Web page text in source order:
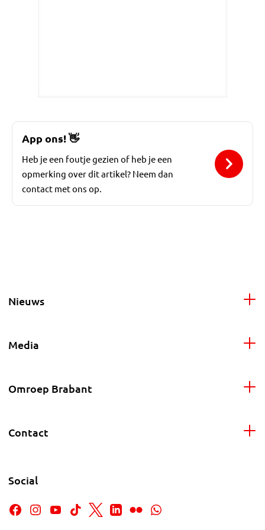
App ons!👋
Heb je een foutje gezien of heb je een
opmerking over dit artikel? Neem dan
contact met ons op.
Nieuws
Media
Omroep Brabant
Contact
Social